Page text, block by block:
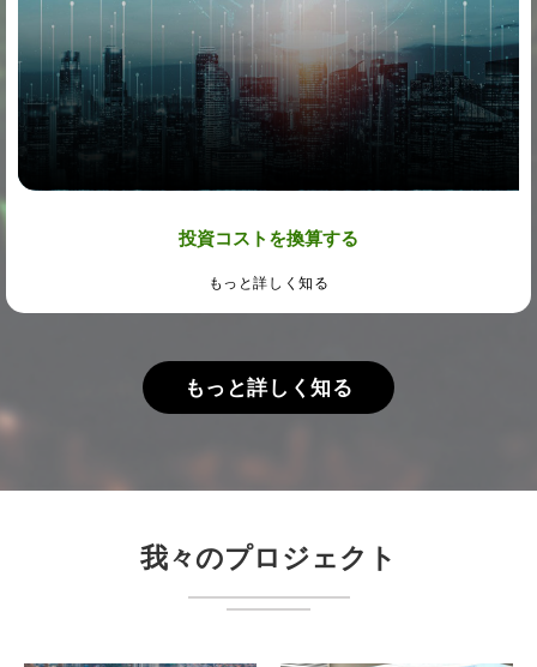
投資コストを換算する
もっと詳しく知る
もっと詳しく知る
我々のプロジェクト